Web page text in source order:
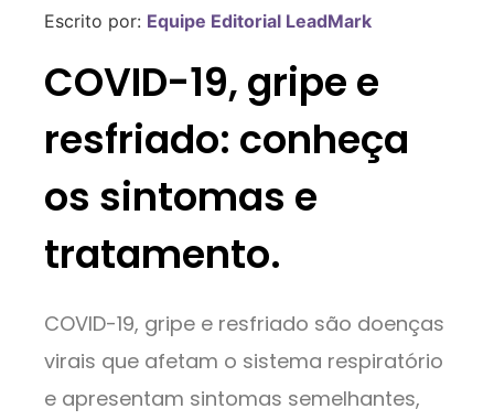
Escrito por: Equipe Editorial LeadMark
COVID-19, gripe e
resfriado: conheça
os sintomas e
tratamento.
COVID-19, gripe e resfriado são doenças
virais que afetam o sistema respiratório
e apresentam sintomas semelhantes,